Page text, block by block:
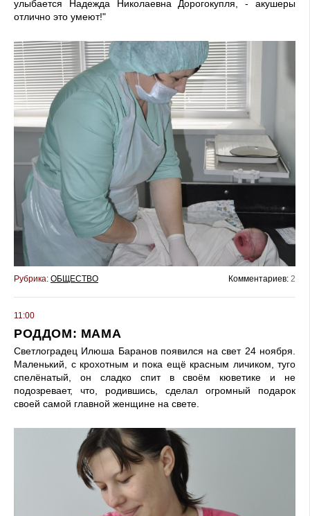
улыбается Надежда Николаевна Дорогокупля, - акушеры
отлично это умеют!"
Рубрика: ОБЩЕСТВО Комментариев: 2
11:00
РОДДОМ: МАМА
Светлоградец Илюша Баранов появился на свет 24 ноября.
Маленький, с крохотным и пока ещё красным личиком, туго
спелёнатый, он сладко спит в своём кюветике и не
подозревает, что, родившись, сделал огромный подарок
своей самой главной женщине на свете.